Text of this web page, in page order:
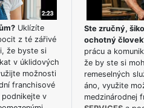
Uklízíte
z té zářivé
že byste si
v úklidových
možnosti
franchisové
v
Ste zručný,
ochotný
prácu a
že by ste si
remeselných
áno, využite
medzinárodnej